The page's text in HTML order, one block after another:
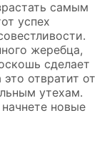
самым
успех
жеребца,
сделает
отвратит от
утехам.
новые